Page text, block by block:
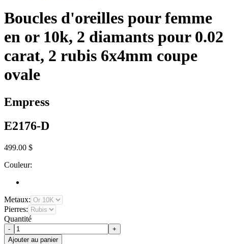
Boucles d'oreilles pour femme
en or 10k, 2 diamants pour 0.02
carat, 2 rubis 6x4mm coupe
ovale
Empress
E2176-D
499.00 $
Couleur:
Metaux:
Pierres:
Quantité
-
+
Ajouter au panier